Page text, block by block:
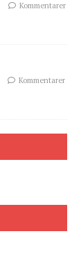
Kommentarer
Kommentarer